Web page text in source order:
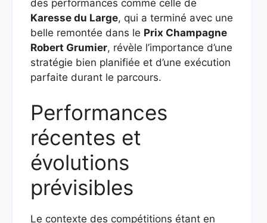
des performances comme celle de
Karesse du Large, qui a terminé avec une
belle remontée dans le Prix Champagne
Robert Grumier, révèle l’importance d’une
stratégie bien planifiée et d’une exécution
parfaite durant le parcours.
Performances
récentes et
évolutions
prévisibles
Le contexte des compétitions étant en